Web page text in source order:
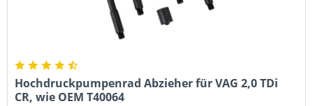
Hochdruckpumpenrad Abzieher für VAG 2,0 TDi
CR, wie OEM T40064